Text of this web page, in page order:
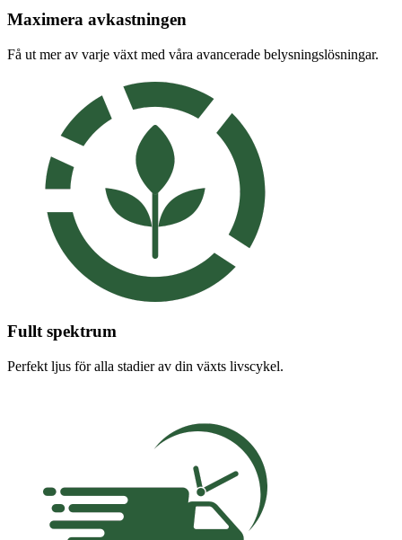
Maximera avkastningen
Få ut mer av varje växt med våra avancerade belysningslösningar.
Fullt spektrum
Perfekt ljus för alla stadier av din växts livscykel.